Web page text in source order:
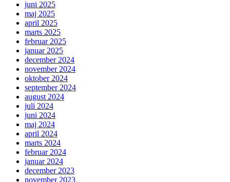
juni 2025
maj 2025
april 2025
marts 2025
februar 2025
januar 2025
december 2024
november 2024
oktober 2024
september 2024
august 2024
juli 2024
juni 2024
maj 2024
april 2024
marts 2024
februar 2024
januar 2024
december 2023
november 2023